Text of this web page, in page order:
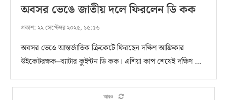
অবসর ভেঙে জাতীয় দলে ফিরলেন ডি কক
প্রকাশ: ২২ সেপ্টেম্বর ২০২৫, ১৫:৫৬
অবসর ভেঙে আন্তর্জাতিক ক্রিকেটে ফিরছেন দক্ষিণ আফ্রিকার
উইকেটরক্ষক–ব্যাটার কুইন্টন ডি কক। এশিয়া কাপ শেষেই দক্ষিণ …
আরও